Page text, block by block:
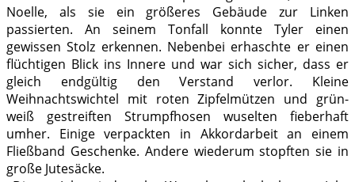
Noelle, als sie ein größeres Gebäude zur Linken
passierten. An seinem Tonfall konnte Tyler einen
gewissen Stolz erkennen. Nebenbei erhaschte er einen
flüchtigen Blick ins Innere und war sich sicher, dass er
gleich endgültig den Verstand verlor. Kleine
Weihnachtswichtel mit roten Zipfelmützen und grün-
weiß gestreiften Strumpfhosen wuselten fieberhaft
umher. Einige verpackten in Akkordarbeit an einem
Fließband Geschenke. Andere wiederum stopften sie in
große Jutesäcke.